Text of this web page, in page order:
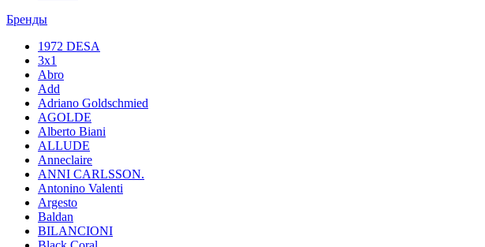
Бренды
1972 DESA
3x1
Abro
Add
Adriano Goldschmied
AGOLDE
Alberto Biani
ALLUDE
Anneclaire
ANNI CARLSSON.
Antonino Valenti
Argesto
Baldan
BILANCIONI